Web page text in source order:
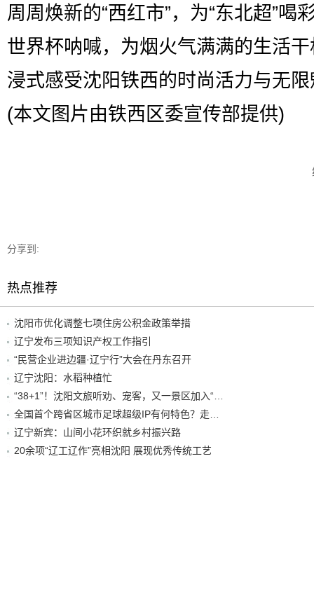
周周焕新的“西红市”，为“东北超”喝
世界杯呐喊，为烟火气满满的生活
浸式感受沈阳铁西的时尚活力与无
(本文图片由铁西区委宣传部提供)
分享到:
热点推荐
沈阳市优化调整七项住房公积金政策举措
辽宁发布三项知识产权工作指引
“民营企业进边疆·辽宁行”大会在丹东召开
辽宁沈阳：水稻种植忙
“38+1”！沈阳文旅听劝、宠客，又一景区加入“东北超”优惠名单！
全国首个跨省区城市足球超级IP有何特色？走进沈阳现场去看看
辽宁新宾：山间小花环织就乡村振兴路
20余项“辽工辽作”亮相沈阳 展现优秀传统工艺